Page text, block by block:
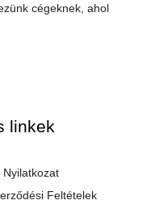
cégeknek, ahol
linkek
Feltételek